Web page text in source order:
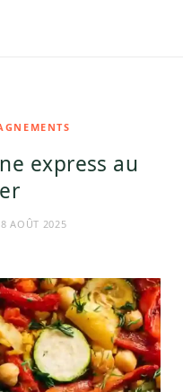
express au
AOÛT 2025